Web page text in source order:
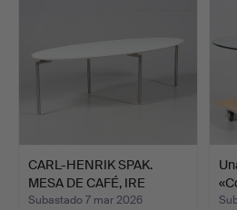
CARL-HENRIK SPAK.
MESA DE CAFÉ, IRE
«Opus».
Subastado 7 mar 2026